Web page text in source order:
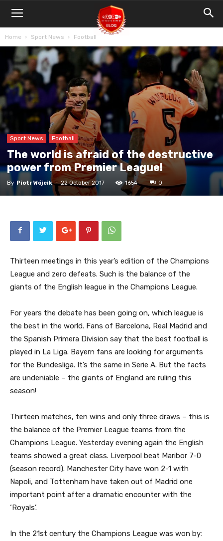
Blog
Home Sport News Football
Sport News Football
The world is afraid of the destructive
power from Premier League!
By Piotr Wójcik - 22 October 2017 1654 0
Thirteen meetings in this year’s edition of the Champions
League and zero defeats. Such is the balance of the
giants of the English league in the Champions League.
For years the debate has been going on, which league is
the best in the world. Fans of Barcelona, ​​Real Madrid and
the Spanish Primera Division say that the best football is
played in La Liga. Bayern fans are looking for arguments
for the Bundesliga. It’s the same in Serie A. But the facts
are undeniable – the giants of England are ruling this
season!
Thirteen matches, ten wins and only three draws – this is
the balance of the Premier League teams from the
Champions League. Yesterday evening again the English
teams showed a great class. Liverpool beat Maribor 7-0
(season record). Manchester City have won 2-1 with
Napoli, and Tottenham have taken out of Madrid one
important point after a dramatic encounter with the
‘Royals’.
In the 21st century the Champions League was won by: